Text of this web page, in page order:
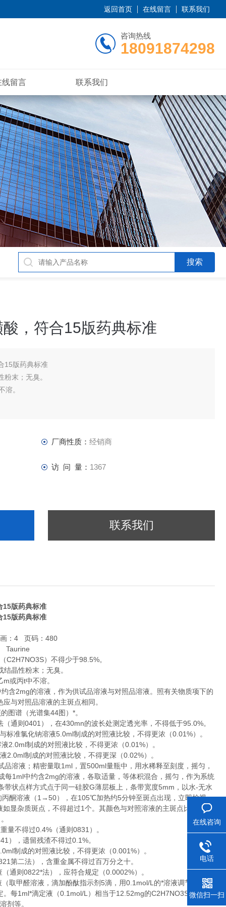
返回首页 在线留言 联系我们
咨询热线
18091874298
线留言 联系我们
，符合15版药典标准
15版药典标准
末；无臭。
溶。
厂商性质： 经销商
访 问 量： 1367
联系我们
15版药典标准
15版药典标准
：4 页码：480
Taurine
C2H7NO3S）不得少于98.5%。
晶性粉末；无臭。
或丙t中不溶。
2mg的溶液，作为供试品溶液与对照品溶液。照有关物质项下的
与对照品溶液的主斑点相同。
谱（光谱集44图）*。
则0401），在430mn的波长处测定透光率，不得低于95.0%。
准氯化钠溶液5.0ml制成的对照液比较，不得更浓（0.01%）。
制成的对照液比较，不得更浓（0.01%）。
制成的对照液比较，不得更深（0.02%）。
溶液；精密量取1ml，置500ml量瓶中，用水稀释至刻度，摇匀，
1ml中约含2mg的溶液，各取适量，等体积混合，摇匀，作为系统
状点样方式点于同一硅胶G薄层板上，条带宽度5mm，以水-无水
酮溶液（1→50），在105℃加热约5分钟至斑点出现，立即检视。
显杂质斑点，不得超过1个。其颜色与对照溶液的主斑点比较，不
不得过0.4%（通则0831）。
，遗留残渣不得过0.1%。
制成的对照液比较，不得更浓（0.001%）。
第二法），含重金属不得过百万分之十。
则0822*法），应符合规定（0.0002%）。
甲醛溶液，滴加酚酞指示剂5滴，用0.1mol/L的*溶液调节至溶液
每1ml*滴定液（0.1mol/L）相当于12.52mg的C2H7NO3S。
剂等。
在线咨询
电话
微信扫一扫